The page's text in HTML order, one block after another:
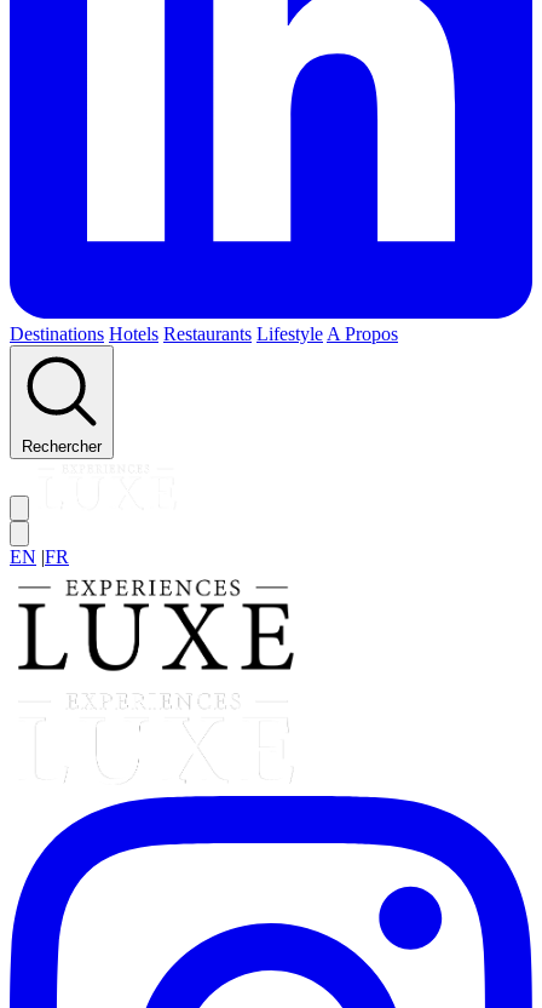
Destinations Hotels Restaurants Lifestyle A Propos
Rechercher
EN |FR